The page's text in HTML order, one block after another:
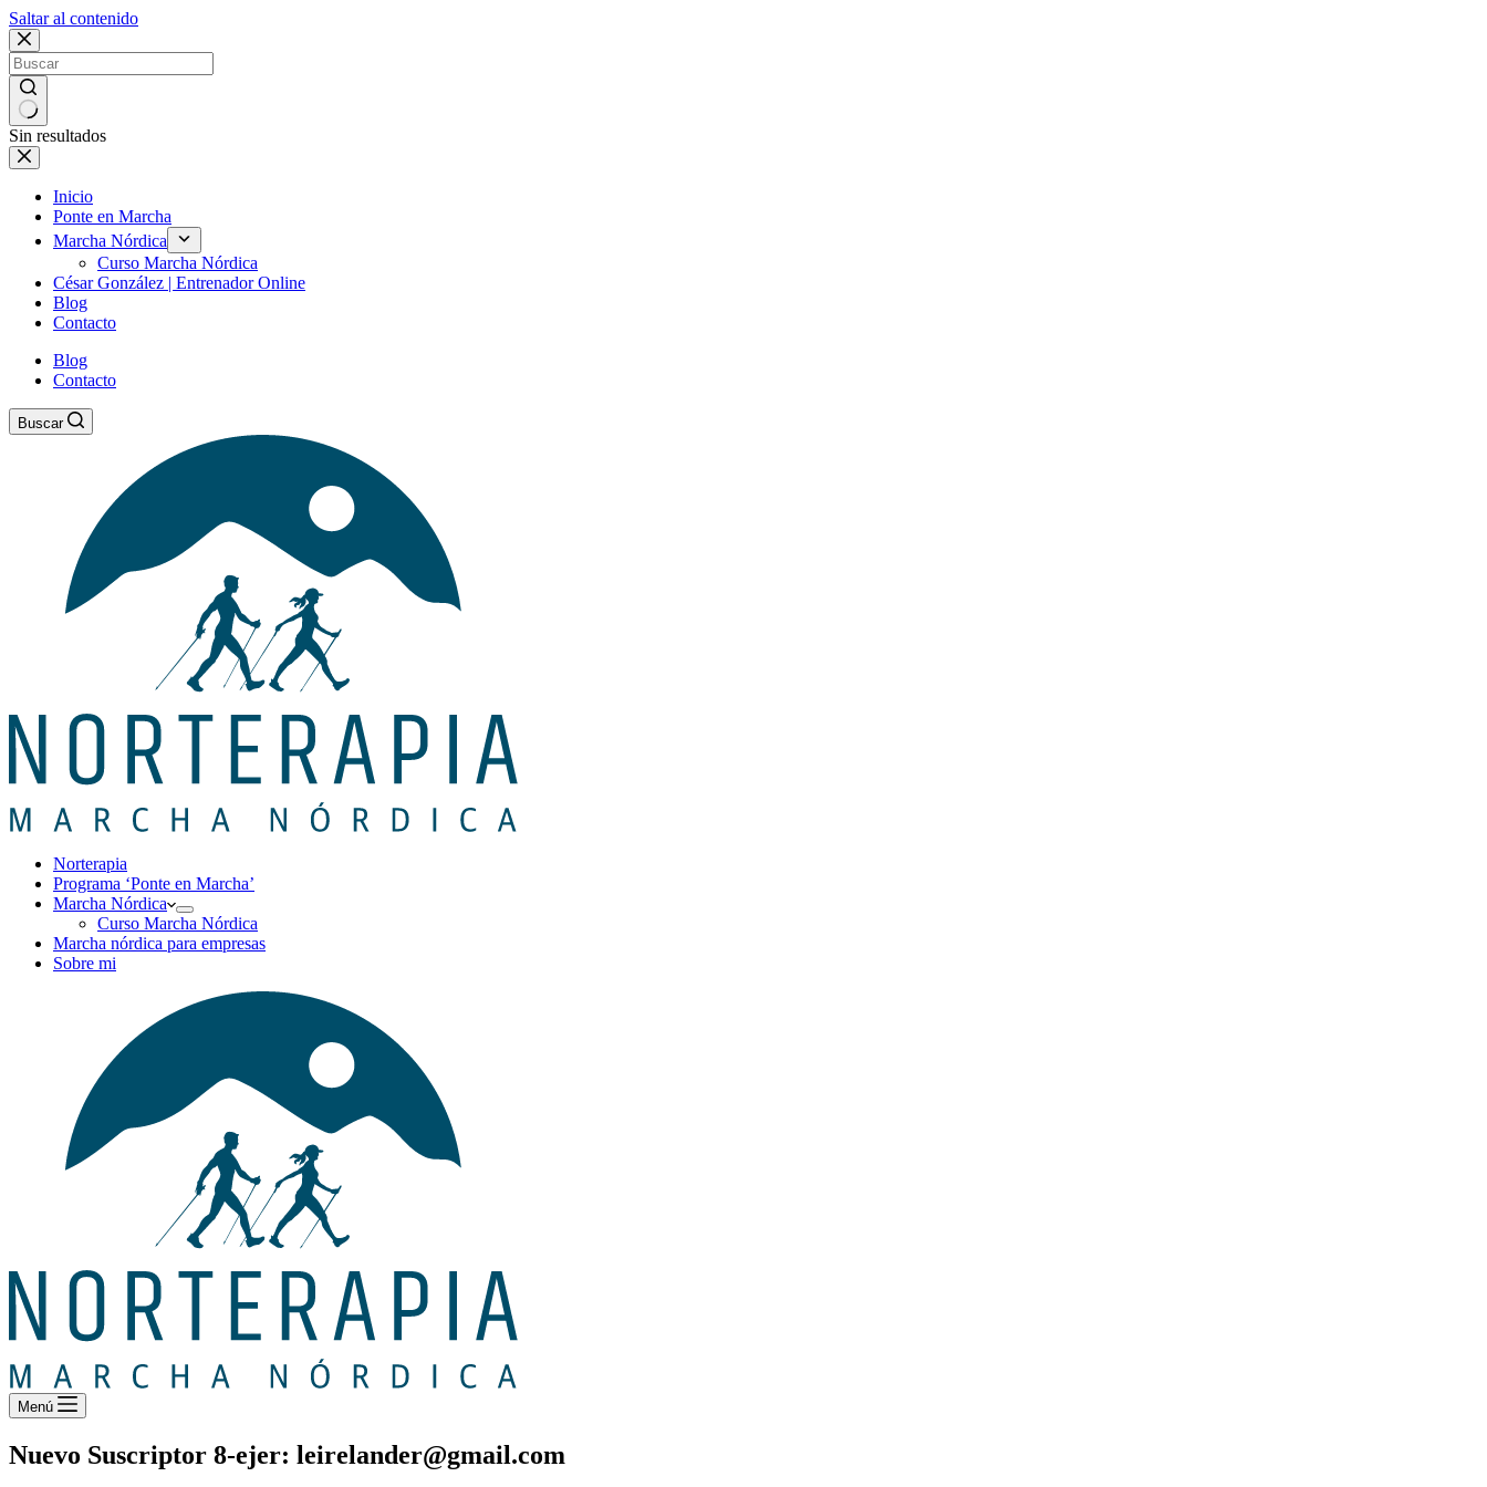
Saltar al contenido
Sin resultados
Inicio
Ponte en Marcha
Marcha Nórdica
Curso Marcha Nórdica
César González | Entrenador Online
Blog
Contacto
Blog
Contacto
Buscar
Norterapia
Programa ‘Ponte en Marcha’
Marcha Nórdica
Curso Marcha Nórdica
Marcha nórdica para empresas
Sobre mi
Menú
Nuevo Suscriptor 8-ejer: leirelander@gmail.com